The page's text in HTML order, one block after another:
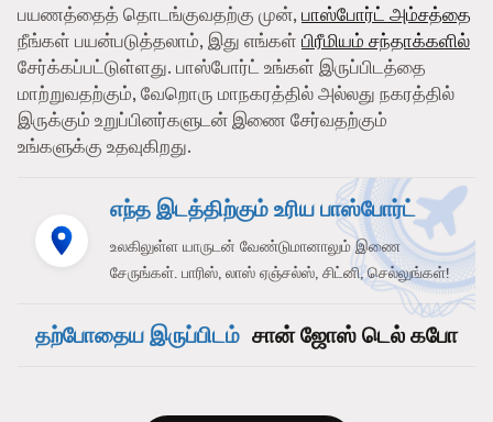
பயணத்தைத் தொடங்குவதற்கு முன், பாஸ்போர்ட் அம்சத்தை
நீங்கள் பயன்படுத்தலாம், இது எங்கள் பிரீமியம் சந்தாக்களில்
சேர்க்கப்பட்டுள்ளது. பாஸ்போர்ட் உங்கள் இருப்பிடத்தை
மாற்றுவதற்கும், வேறொரு மாநகரத்தில் அல்லது நகரத்தில்
இருக்கும் உறுப்பினர்களுடன் இணை சேர்வதற்கும்
உங்களுக்கு உதவுகிறது.
எந்த இடத்திற்கும் உரிய பாஸ்போர்ட்
உலகிலுள்ள யாருடன் வேண்டுமானாலும் இணை
சேருங்கள். பாரிஸ், லாஸ் ஏஞ்சல்ஸ், சிட்னி, செல்லுங்கள்!
தற்போதைய இருப்பிடம் சான் ஜோஸ் டெல் கபோ